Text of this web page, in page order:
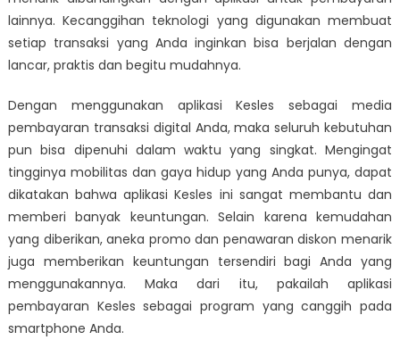
lainnya. Kecanggihan teknologi yang digunakan membuat
setiap transaksi yang Anda inginkan bisa berjalan dengan
lancar, praktis dan begitu mudahnya.
Dengan menggunakan aplikasi Kesles sebagai media
pembayaran transaksi digital Anda, maka seluruh kebutuhan
pun bisa dipenuhi dalam waktu yang singkat. Mengingat
tingginya mobilitas dan gaya hidup yang Anda punya, dapat
dikatakan bahwa aplikasi Kesles ini sangat membantu dan
memberi banyak keuntungan. Selain karena kemudahan
yang diberikan, aneka promo dan penawaran diskon menarik
juga memberikan keuntungan tersendiri bagi Anda yang
menggunakannya. Maka dari itu, pakailah aplikasi
pembayaran Kesles sebagai program yang canggih pada
smartphone Anda.